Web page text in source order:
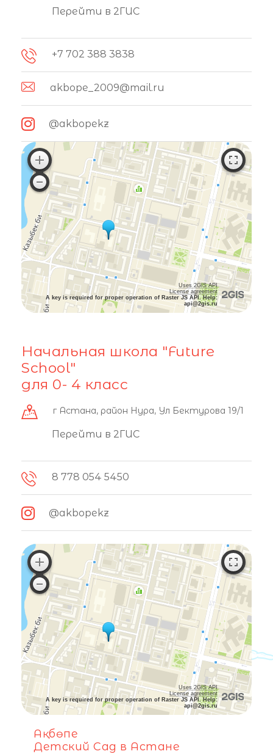
Перейти в 2ГИС
+7 702 388 3838
akbope_2009@mail.ru
@akbopekz
Uses 2GIS API
License agreement
A key is required for proper operation of Raster JS API. Help:
api@2gis.ru
Начальная школа "Future
School"
для 0- 4 класс
г Астана, район Нура, Ул Бектурова 19/1
Перейти в 2ГИС
8 778 054 5450
@akbopekz
Uses 2GIS API
License agreement
A key is required for proper operation of Raster JS API. Help:
api@2gis.ru
Ақбөпе
Детский Сад в Астане